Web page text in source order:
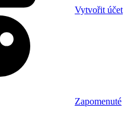
Vytvořit účet
Zapomenuté